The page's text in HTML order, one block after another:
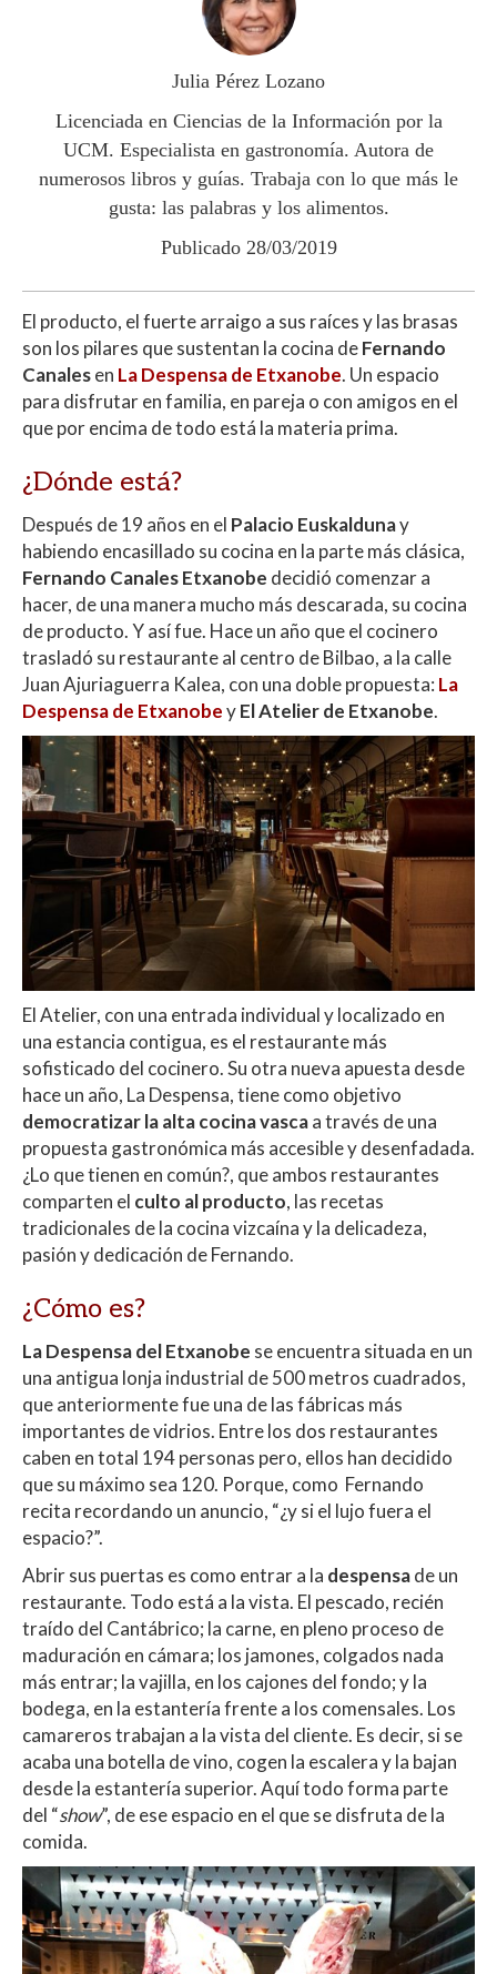
p k
p
ar
ti
r
Julia Pérez Lozano
Licenciada en Ciencias de la Información por la
UCM. Especialista en gastronomía. Autora de
numerosos libros y guías. Trabaja con lo que más le
gusta: las palabras y los alimentos.
Publicado 28/03/2019
El producto, el fuerte arraigo a sus raíces y las brasas
son los pilares que sustentan la cocina deFernando
Canalesen La Despensa de Etxanobe. Un espacio
para disfrutar en familia, en pareja o con amigos en el
que por encima de todo está la materia prima.
¿Dónde está?
Después de 19 años en el Palacio Euskaldunay
habiendo encasillado su cocina en la parte más clásica,
Fernando Canales Etxanobe decidió comenzar a
hacer, de una manera mucho más descarada, su cocina
de producto. Y así fue. Hace un año que el cocinero
trasladó su restaurante al centro de Bilbao, a la calle
Juan Ajuriaguerra Kalea, con una doble propuesta: La
Despensade EtxanobeyEl Atelier de Etxanobe.
El Atelier, con una entrada individual y localizado en
una estancia contigua, es el restaurante más
sofisticado del cocinero. Su otra nueva apuesta desde
hace un año, La Despensa, tiene como objetivo
democratizar la alta cocina vascaa través de una
propuesta gastronómica más accesible y desenfadada.
¿Lo que tienen en común?, que ambos restaurantes
comparten el culto al producto, las recetas
tradicionales de la cocina vizcaína y la delicadeza,
pasión y dedicación de Fernando.
¿Cómo es?
La Despensa del Etxanobe se encuentra situada en un
una antigua lonja industrial de 500 metros cuadrados,
que anteriormente fue una de las fábricas más
importantes de vidrios. Entre los dos restaurantes
caben en total 194 personas pero, ellos han decidido
que su máximo sea 120. Porque, como Fernando
recita recordando un anuncio, “¿y si el lujo fuera el
espacio?”.
Abrir sus puertas es como entrar a la despensade un
restaurante. Todo está a la vista. El pescado, recién
traído del Cantábrico; la carne, en pleno proceso de
maduración en cámara; los jamones, colgados nada
más entrar; la vajilla, en los cajones del fondo; y la
bodega, en la estantería frente a los comensales. Los
camareros trabajan a la vista del cliente. Es decir, si se
acaba una botella de vino, cogen la escalera y la bajan
desde la estantería superior. Aquí todo forma parte
del “show”, de ese espacio en el que se disfruta de la
comida.